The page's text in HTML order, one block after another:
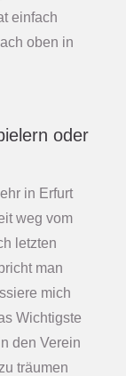
einfach
oben in
oder
in Erfurt
weg vom
letzten
man
mich
Wichtigste
den Verein
träumen